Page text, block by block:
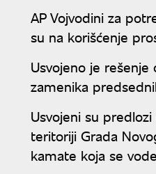
AP Vojvodini za
su na korišćenje
Usvojeno je
zamenika
Usvojeni su
teritoriji Grada
kamate koja se